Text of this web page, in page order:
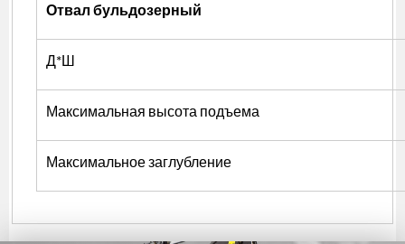
Отвал бульдозерный
Д*Ш
Максимальная высота подъема
Максимальное заглубление